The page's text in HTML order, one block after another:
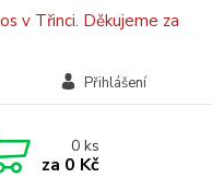
v Třinci. Děkujeme za
Přihlášení
0ks
za 0 Kč